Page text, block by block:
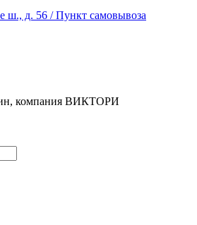
ш., д. 56 / Пункт самовывоза
компания ВИКТОРИ